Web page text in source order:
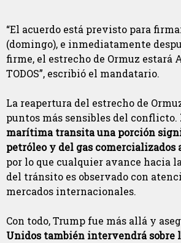
“El acuerdo está previsto para
(domingo), e inmediatamente
firme, el estrecho de Ormuz estará
TODOS”, escribió el mandatario.
La reapertura del estrecho de
puntos más sensibles del conflicto.
marítima transita una porción
petróleo y del gas
por lo que cualquier avance hacia
del tránsito es observado con
mercados internacionales.
Con todo, Trump fue más allá y
Unidos también intervendrá sobre